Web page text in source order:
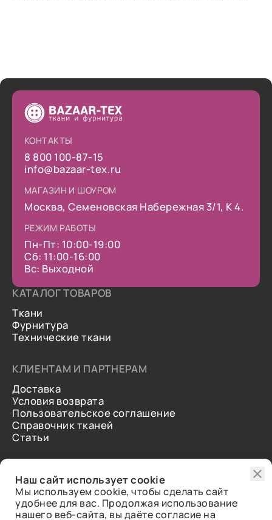
КОНТАКТЫ
8 800 100-87-15
info@bazaar-tex.ru
МАГАЗИН И ШОУРОМ
Москва, Семеновская Набережная 3/1, К 4.
РЕЖИМ РАБОТЫ
Пн-Пт: 10:00-19:00
Сб: 11:00-16:00
Вс: Выходной
КАТАЛОГ ТОВАРОВ
Ткани
Фурнитура
Технические ткани
КЛИЕНТАМ И ПАРТНЕРАМ
Доставка
Условия возврата
Пользовательское соглашение
Справочник тканей
Статьи
О нас
Контакты
Отзывы
Наш сайт использует cookie
Мы используем cookie, чтобы сделать сайт
удобнее для вас. Продолжая использование
нашего веб-сайта, вы даёте согласие на